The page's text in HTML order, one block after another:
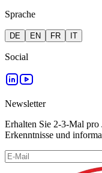
Sprache
DE EN FR IT
Social
Newsletter
Erhalten Sie 2-3-Mal
Erkenntnisse und